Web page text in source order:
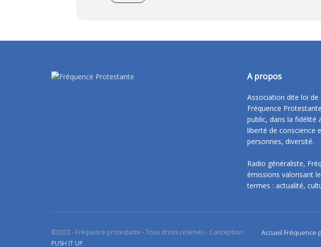
A propos
Association dite loi
Fréquence
public, dans la fidélité
liberté de conscience
personnes, diversité.
Radio généraliste,
émissions valorisant
termes : actualité,
Accueil Fréquence
©2022 - Fréquence protestante - Tous droits réservés - Conception :
PUSH IT UP